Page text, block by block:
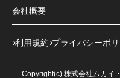
会社概要
利用規約 プライバシーポ
Copyright(c) 株式会社ムカイ